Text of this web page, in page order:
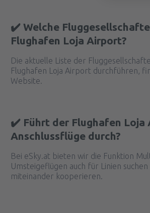
✔️ Welche
Flughafen Loja Airport?
Die aktuelle Liste der
Flughafen Loja Airport durchführen,
Website.
✔️ Führt der Flughafen Loja
Anschlussflüge durch?
Bei eSky.at bieten wir die Funktion
Umsteigeflügen auch für Linien
miteinander kooperieren.